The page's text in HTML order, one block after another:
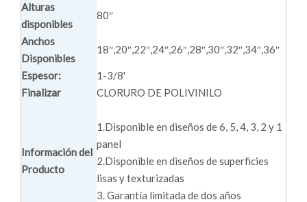
Alturas
disponibles
80″
Anchos
Disponibles
18″,20″,22″,24″,26″,28″,30″,32″,34″,36″
Espesor:
1-3/8'
Finalizar
CLORURO DE POLIVINILO
Información del
Producto
1.Disponible en diseños de 6, 5, 4, 3, 2 y 1
panel
2.Disponible en diseños de superficies
lisas y texturizadas
3. Garantía limitada de dos años